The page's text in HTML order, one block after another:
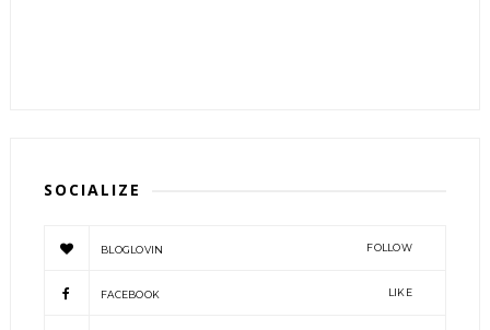
SOCIALIZE
BLOGLOVIN FOLLOW
FACEBOOK LIKE